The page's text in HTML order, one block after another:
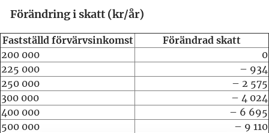
Förändring i skatt (kr/år)
Fastställd förvärvsinkomst
Förändrad skatt
200 000
0
225 000
– 934
250 000
– 2 575
300 000
– 4 024
400 000
– 6 695
500 000
– 9 110